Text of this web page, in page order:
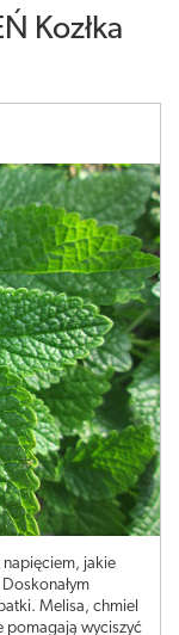
Kozłka
napięciem, jakie
Melisa, chmiel
pomagają wyciszyć